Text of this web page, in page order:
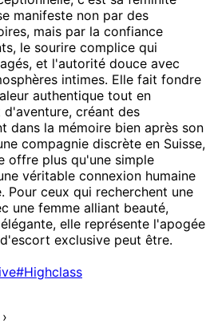
manifeste non par des
mais par la confiance
le sourire complice qui
et l'autorité douce avec
intimes. Elle fait fondre
authentique tout en
créant des
dans la mémoire bien après son
compagnie discrète en Suisse,
offre plus qu'une simple
véritable connexion humaine
Pour ceux qui recherchent une
une femme alliant beauté,
elle représente l'apogée
exclusive peut être.
#Highclass
›